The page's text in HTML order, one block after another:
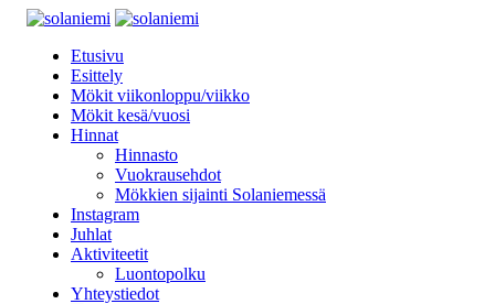
Etusivu
Esittely
Mökit viikonloppu/viikko
Mökit kesä/vuosi
Hinnat
Hinnasto
Vuokrausehdot
Mökkien sijainti Solaniemessä
Instagram
Juhlat
Aktiviteetit
Luontopolku
Yhteystiedot